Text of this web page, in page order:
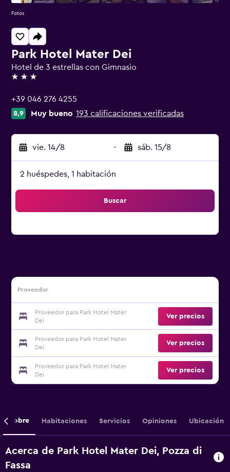
Park Hotel Mater Dei
Hotel de 3 estrellas con Gimnasio
3 estrellas
+39 046 276 4255
8,9 Muy bueno 193 calificaciones verificadas
vie. 14/8 - sáb. 15/8
2 huéspedes, 1 habitación
Buscar
Proveedor
Proveedor para Park Hotel Mater
Dei
Ver precios
Proveedor para Park Hotel Mater
Dei
Ver precios
Proveedor para Park Hotel Mater
Dei
Ver precios
Fotos
Sobre Habitaciones Servicios Opiniones Ubicación
Acerca de Park Hotel Mater Dei, Pozza di
Fassa